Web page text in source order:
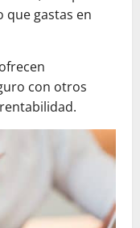
que gastas en
con otros